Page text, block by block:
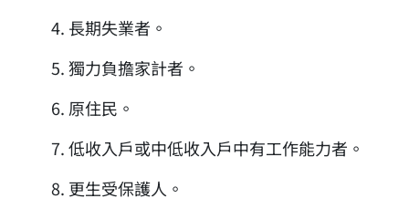
長期失業者。
獨力負擔家計者。
原住民。
低收入戶或中低收入戶中有工作能力者。
更生受保護人。